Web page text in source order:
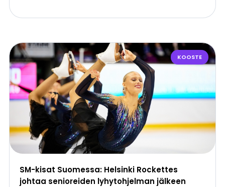
KOOSTE
SM-kisat Suomessa: Helsinki Rockettes
johtaa senioreiden lyhytohjelman jälkeen